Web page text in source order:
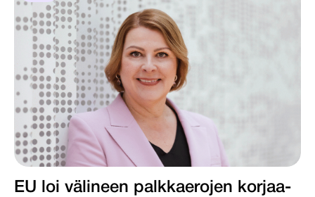
EU loi välineen palkkaerojen korjaa­